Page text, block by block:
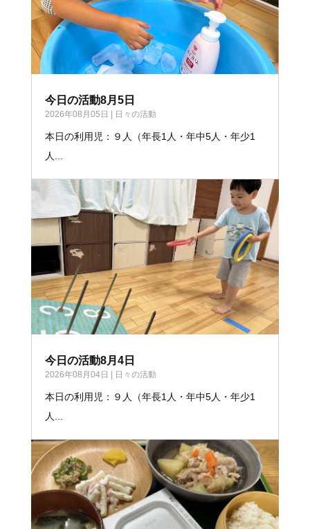
今日の活動8月5日
2026年08月05日 日々の活動
本日の利用児：９人（年長1人・年中5人・年少1
人...
今日の活動8月4日
2026年08月04日 日々の活動
本日の利用児：９人（年長1人・年中5人・年少1
人...